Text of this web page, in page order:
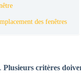
des fenêtres
Plusieurs critères